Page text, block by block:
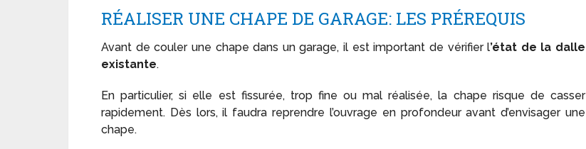
RÉALISER UNE CHAPE DE GARAGE: LES PRÉREQUIS
Avant de couler une chape dans un garage, il est important de vérifier l’état de la dalle
existante.
En particulier, si elle est fissurée, trop fine ou mal réalisée, la chape risque de casser
rapidement. Dès lors, il faudra reprendre l’ouvrage en profondeur avant d’envisager une
chape.